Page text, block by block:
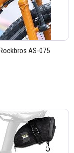
AS-075